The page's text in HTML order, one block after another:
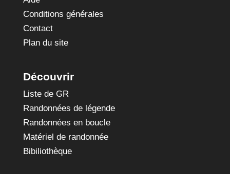
Conditions générales
Contact
Plan du site
Découvrir
Liste de GR
Randonnées de légende
Randonnées en boucle
Matériel de randonnée
Bibiliothèque